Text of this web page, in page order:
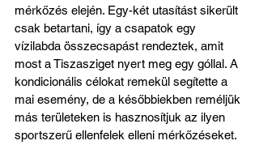
mérkőzés elején. Egy-két utasítást sikerült
csak betartani, így a csapatok egy
vízilabda összecsapást rendeztek, amit
most a Tiszasziget nyert meg egy góllal. A
kondicionális célokat remekül segítette a
mai esemény, de a későbbiekben reméljük
más területeken is hasznosítjuk az ilyen
sportszerű ellenfelek elleni mérkőzéseket.